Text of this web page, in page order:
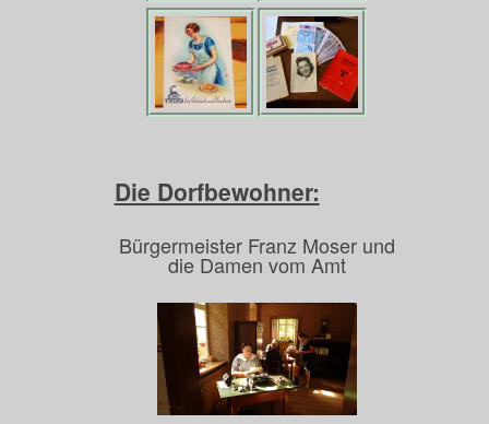
Die Dorfbewohner:
Bürgermeister Franz Moser und
die Damen vom Amt